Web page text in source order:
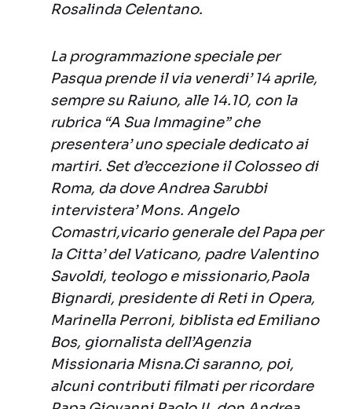
Rosalinda Celentano.
La programmazione speciale per
Pasqua prende il via venerdi’ 14 aprile,
sempre su Raiuno, alle 14.10, con la
rubrica “A Sua Immagine” che
presentera’ uno speciale dedicato ai
martiri. Set d’eccezione il Colosseo di
Roma, da dove Andrea Sarubbi
intervistera’ Mons. Angelo
Comastri,vicario generale del Papa per
la Citta’ del Vaticano, padre Valentino
Savoldi, teologo e missionario,Paola
Bignardi, presidente di Reti in Opera,
Marinella Perroni, biblista ed Emiliano
Bos, giornalista dell’Agenzia
Missionaria Misna.Ci saranno, poi,
alcuni contributi filmati per ricordare